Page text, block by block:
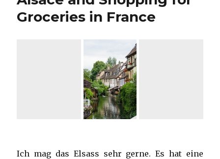
Groceries in France
Ich mag das Elsass sehr gerne. Es hat eine